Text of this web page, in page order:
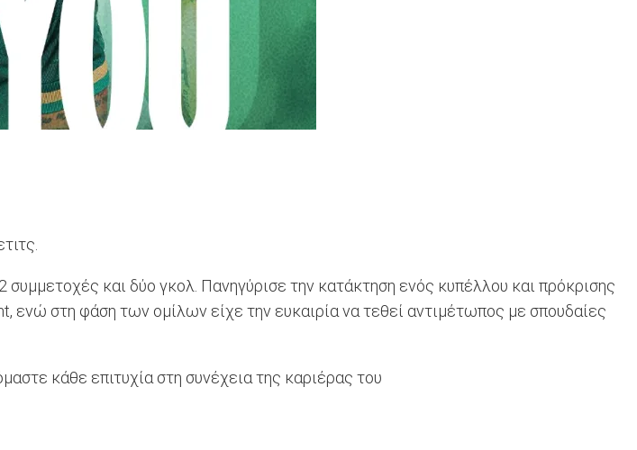
και δύο γκολ. Πανηγύρισε την κατάκτηση ενός κυπέλλου και πρόκρισης
ενώ στη φάση των ομίλων είχε την ευκαιρία να τεθεί αντιμέτωπος με σπουδαίες
κάθε επιτυχία στη συνέχεια της καριέρας του